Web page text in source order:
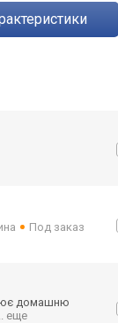
Под заказ
домашню
еще